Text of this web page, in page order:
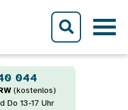
044
(kostenlos)
Do 13-17 Uhr